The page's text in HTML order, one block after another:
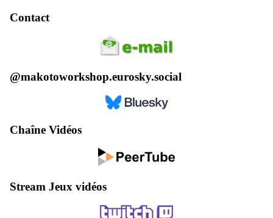
Contact
@makotoworkshop.eurosky.social
Chaîne Vidéos
Stream Jeux vidéos